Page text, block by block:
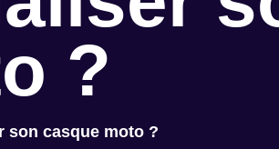
?
son casque moto ?